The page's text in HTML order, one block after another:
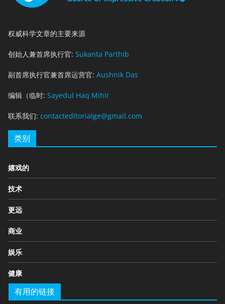
权威科学文章的主要来源
创始人兼首席执行官: Sukanta Parthib
副首席执行官兼首席运营官: Aushnik Das
编辑（临时: Sayedul Haq Mihir
联系我们: contacteditorialge@gmail.com
类别
嬉戏的
技术
更远
商业
娱乐
健康
有用的链接